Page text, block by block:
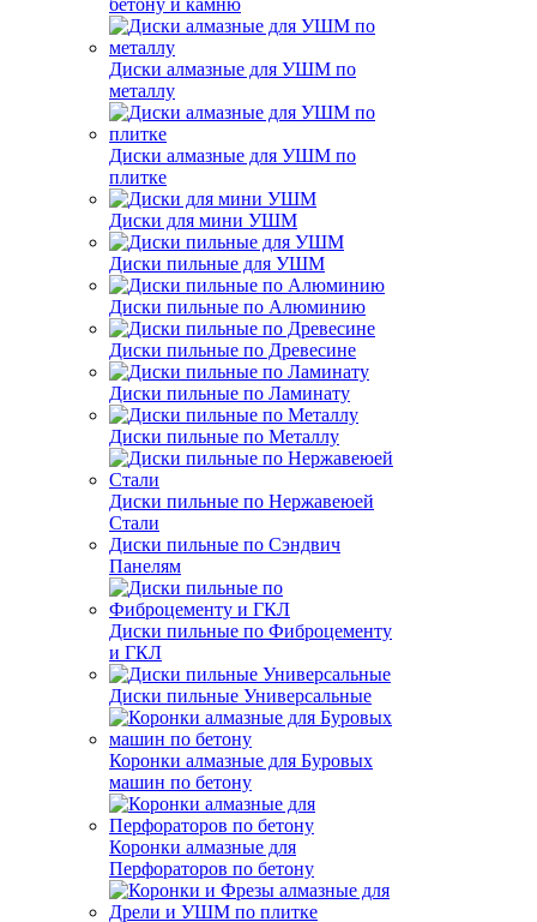
бетону и камню
Диски алмазные для УШМ по
металлу
Диски алмазные для УШМ по
плитке
Диски для мини УШМ
Диски пильные для УШМ
Диски пильные по Алюминию
Диски пильные по Древесине
Диски пильные по Ламинату
Диски пильные по Металлу
Диски пильные по Нержавеюей
Стали
Диски пильные по Сэндвич
Панелям
Диски пильные по Фиброцементу
и ГКЛ
Диски пильные Универсальные
Коронки алмазные для Буровых
машин по бетону
Коронки алмазные для
Перфораторов по бетону